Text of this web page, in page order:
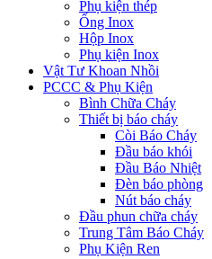
Phụ kiện thép
Ống Inox
Hộp Inox
Phụ kiện Inox
Vật Tư Khoan Nhồi
PCCC & Phụ Kiện
Bình Chữa Cháy
Thiết bị báo cháy
Còi Báo Cháy
Đầu báo khói
Đầu Báo Nhiệt
Đèn báo phòng
Nút báo cháy
Đầu phun chữa cháy
Trung Tâm Báo Cháy
Phụ Kiện Ren